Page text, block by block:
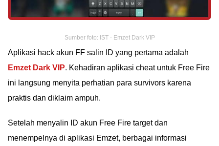
Sumber foto: IST - Emzet Dark VIP
Aplikasi hack akun FF salin ID yang pertama adalah
Emzet Dark VIP. Kehadiran aplikasi cheat untuk Free Fire
ini langsung menyita perhatian para survivors karena
praktis dan diklaim ampuh.
Setelah menyalin ID akun Free Fire target dan
menempelnya di aplikasi Emzet, berbagai informasi